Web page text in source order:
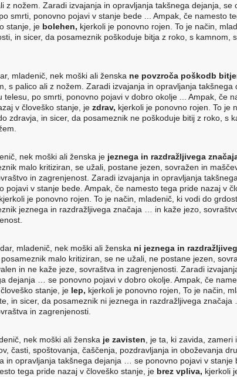
z nožem. Zaradi izvajanja in opravljanja takšnega dejanja, se
smrti, ponovno pojavi v stanje bede ... Ampak, če namesto
stanje, je bolehen, kjerkoli je ponovno rojen. To je način,
in sicer, da posameznik poškoduje bitja z roko, s kamnom,
mladenič, nek moški ali ženska ne povzroča poškodb
s palico ali z nožem. Zaradi izvajanja in opravljanja takšnega
telesu, po smrti, ponovno pojavi v dobro okolje ... Ampak, če
v človeško stanje, je zdrav, kjerkoli je ponovno rojen. To je
zdravja, in sicer, da posameznik ne poškoduje bitij z roko, s
nek moški ali ženska je jeznega in razdražljivega
malo kritiziran, se užali, postane jezen, sovražen in
in zagrenjenost. Zaradi izvajanja in opravljanja
pojavi v stanje bede. Ampak, če namesto tega pride nazaj v
kjerkoli je ponovno rojen. To je način, mladenič, ki vodi do
jeznega in razdražljivega značaja … in kaže jezo,
mladenič, nek moški ali ženska ni jeznega in
malo kritiziran, se ne užali, ne postane jezen,
in ne kaže jeze, sovraštva in zagrenjenosti. Zaradi
dejanja … se ponovno pojavi v dobro okolje. Ampak, če
stanje, je lep, kjerkoli je ponovno rojen, To je način,
in sicer, da posameznik ni jeznega in razdražljivega
in zagrenjenosti.
nek moški ali ženska je zavisten , je ta, ki zavida,
časti, spoštovanja, čaščenja, pozdravljanja in oboževanja
in opravljanja takšnega dejanja … se ponovno pojavi v stanje
tega pride nazaj v človeško stanje, je brez vpliva, kjerkoli